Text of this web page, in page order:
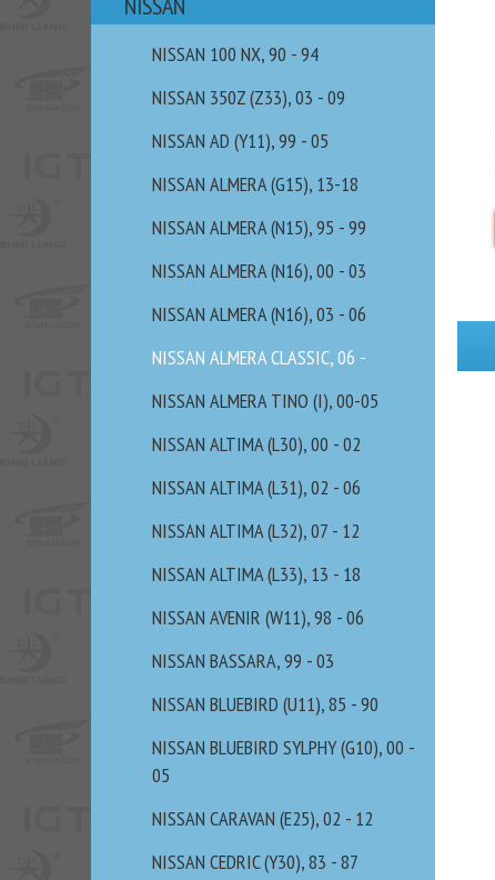
NISSAN 100 NX, 90 - 94
NISSAN 350Z (Z33), 03 - 09
NISSAN AD (Y11), 99 - 05
NISSAN ALMERA (G15), 13-18
NISSAN ALMERA (N15), 95 - 99
NISSAN ALMERA (N16), 00 - 03
NISSAN ALMERA (N16), 03 - 06
NISSAN ALMERA CLASSIC, 06 -
NISSAN ALMERA TINO (I), 00-05
NISSAN ALTIMA (L30), 00 - 02
NISSAN ALTIMA (L31), 02 - 06
NISSAN ALTIMA (L32), 07 - 12
NISSAN ALTIMA (L33), 13 - 18
NISSAN AVENIR (W11), 98 - 06
NISSAN BASSARA, 99 - 03
NISSAN BLUEBIRD (U11), 85 - 90
NISSAN BLUEBIRD SYLPHY (G10), 00 -
05
NISSAN CARAVAN (E25), 02 - 12
NISSAN CEDRIC (Y30), 83 - 87